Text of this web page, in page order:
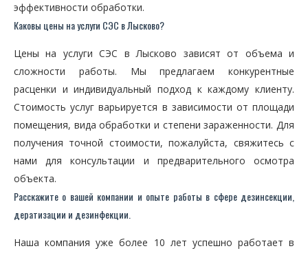
эффективности обработки.
Каковы цены на услуги СЭС в Лысково?
Цены на услуги СЭС в Лысково зависят от объема и
сложности работы. Мы предлагаем конкурентные
расценки и индивидуальный подход к каждому клиенту.
Стоимость услуг варьируется в зависимости от площади
помещения, вида обработки и степени зараженности. Для
получения точной стоимости, пожалуйста, свяжитесь с
нами для консультации и предварительного осмотра
объекта.
Расскажите о вашей компании и опыте работы в сфере дезинсекции,
дератизации и дезинфекции.
Наша компания уже более 10 лет успешно работает в